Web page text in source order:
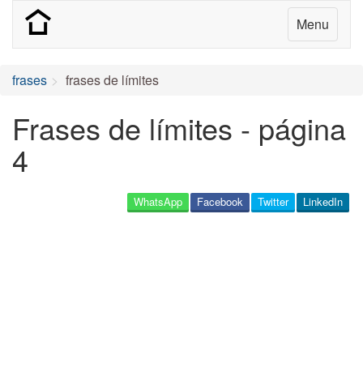
Menu
frases frases de límites
Frases de límites - página
4
LinkedIn
Twitter
Facebook
WhatsApp